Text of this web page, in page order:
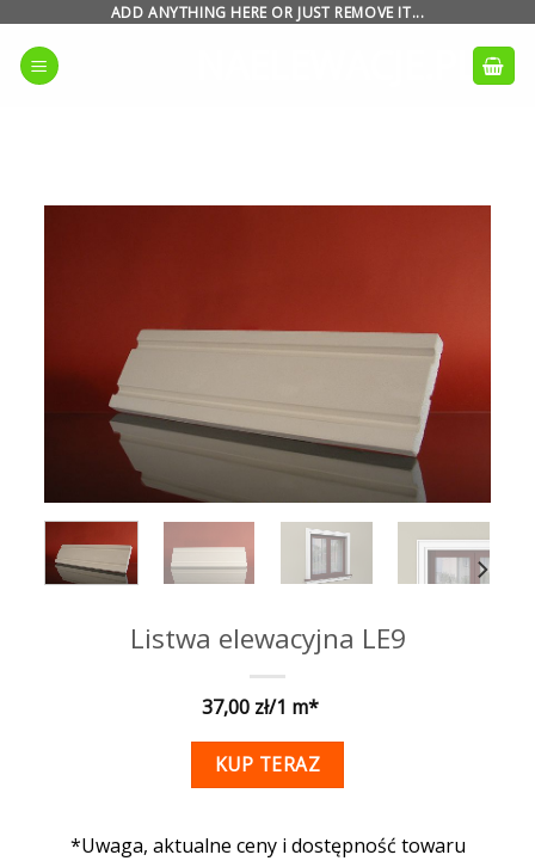
content
ADD ANYTHING HERE OR JUST REMOVE IT...
NAELEWACJE.PL
Listwa elewacyjna LE9
37,00
KUP TERAZ
*Uwaga, aktualne ceny i dostępność towaru